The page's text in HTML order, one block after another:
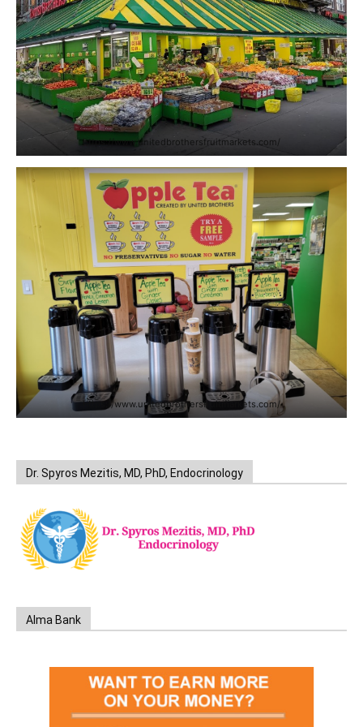
https://www.unitedbrothersfruitmarkets.com/
https://www.unitedbrothersfruitmarkets.com/
Dr. Spyros Mezitis, MD, PhD, Endocrinology
Alma Bank